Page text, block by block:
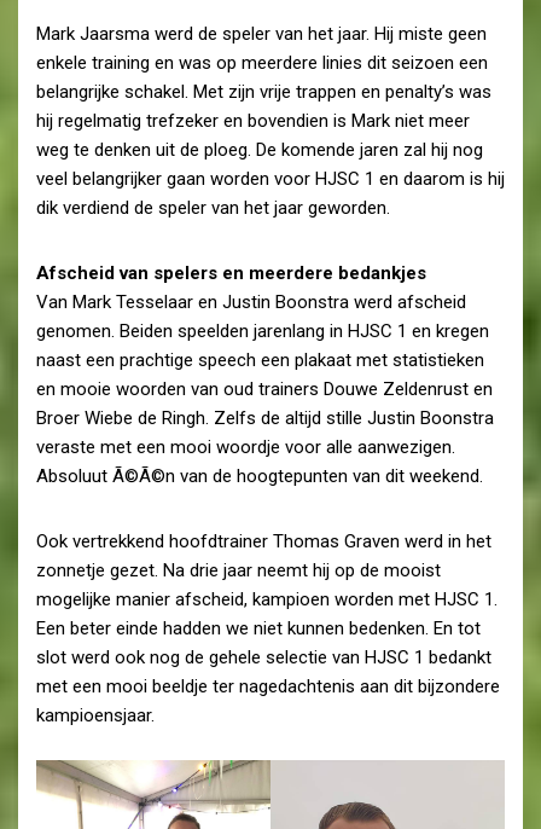
Mark Jaarsma werd de speler van het jaar. Hij miste geen
enkele training en was op meerdere linies dit seizoen een
belangrijke schakel. Met zijn vrije trappen en penalty’s was
hij regelmatig trefzeker en bovendien is Mark niet meer
weg te denken uit de ploeg. De komende jaren zal hij nog
veel belangrijker gaan worden voor HJSC 1 en daarom is hij
dik verdiend de speler van het jaar geworden.
Afscheid van spelers en meerdere bedankjes
Van Mark Tesselaar en Justin Boonstra werd afscheid
genomen. Beiden speelden jarenlang in HJSC 1 en kregen
naast een prachtige speech een plakaat met statistieken
en mooie woorden van oud trainers Douwe Zeldenrust en
Broer Wiebe de Ringh. Zelfs de altijd stille Justin Boonstra
veraste met een mooi woordje voor alle aanwezigen.
Absoluut Ã©Ã©n van de hoogtepunten van dit weekend.
Ook vertrekkend hoofdtrainer Thomas Graven werd in het
zonnetje gezet. Na drie jaar neemt hij op de mooist
mogelijke manier afscheid, kampioen worden met HJSC 1.
Een beter einde hadden we niet kunnen bedenken. En tot
slot werd ook nog de gehele selectie van HJSC 1 bedankt
met een mooi beeldje ter nagedachtenis aan dit bijzondere
kampioensjaar.